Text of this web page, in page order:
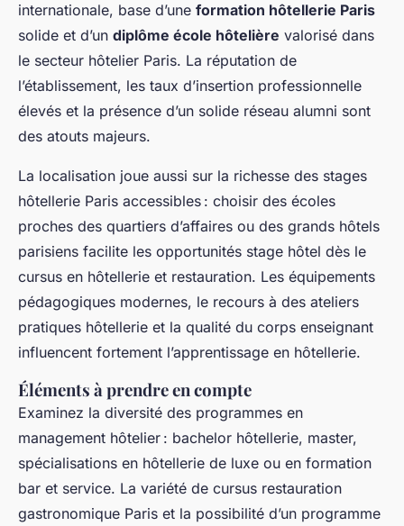
internationale, base d’une formation hôtellerie Paris
solide et d’un diplôme école hôtelière valorisé dans
le secteur hôtelier Paris. La réputation de
l’établissement, les taux d’insertion professionnelle
élevés et la présence d’un solide réseau alumni sont
des atouts majeurs.
La localisation joue aussi sur la richesse des stages
hôtellerie Paris accessibles : choisir des écoles
proches des quartiers d’affaires ou des grands hôtels
parisiens facilite les opportunités stage hôtel dès le
cursus en hôtellerie et restauration. Les équipements
pédagogiques modernes, le recours à des ateliers
pratiques hôtellerie et la qualité du corps enseignant
influencent fortement l’apprentissage en hôtellerie.
Éléments à prendre en compte
Examinez la diversité des programmes en
management hôtelier : bachelor hôtellerie, master,
spécialisations en hôtellerie de luxe ou en formation
bar et service. La variété de cursus restauration
gastronomique Paris et la possibilité d’un programme